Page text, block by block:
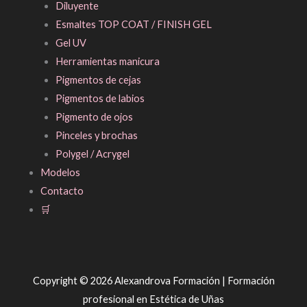
Diluyente
Esmaltes TOP COAT / FINISH GEL
Gel UV
Herramientas manicura
Pigmentos de cejas
Pigmentos de labios
Pigmento de ojos
Pinceles y brochas
Polygel / Acrygel
Modelos
Contacto
🛒
Copyright © 2026 Alexandrova Formación | Formación
profesional en Estética de Uñas